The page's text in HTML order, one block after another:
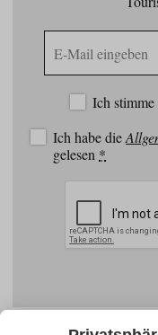
Mail
Ich
Ich habe die
gelesen *